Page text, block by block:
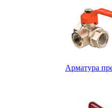
Арматура